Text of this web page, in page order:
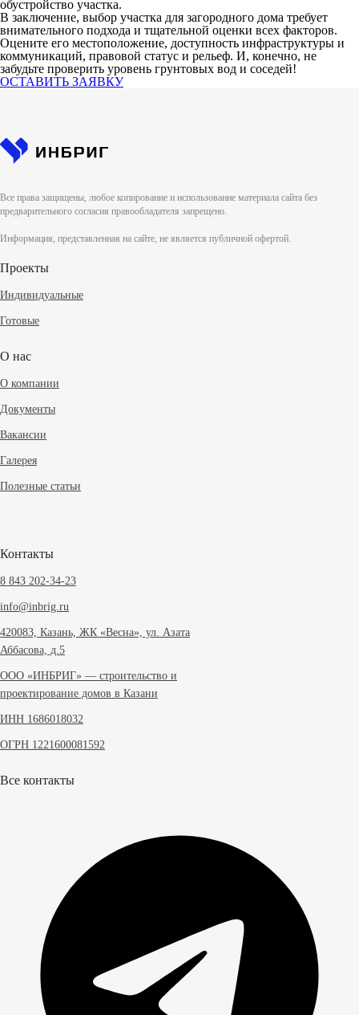
обустройство участка.
В заключение, выбор участка для загородного дома требует
внимательного подхода и тщательной оценки всех факторов.
Оцените его местоположение, доступность инфраструктуры и
коммуникаций, правовой статус и рельеф. И, конечно, не
забудьте проверить уровень грунтовых вод и соседей!
ОСТАВИТЬ ЗАЯВКУ
Все права защищены, любое копирование и использование материала сайта без
предварительного согласия правообладателя запрещено.
Информация, представленная на сайте, не является публичной офертой.
Проекты
Индивидуальные
Готовые
О нас
О компании
Документы
Вакансии
Галерея
Полезные статьи
Контакты
8 843 202-34-23
info@inbrig.ru
420083, Казань, ЖК «Весна», ул. Азата
Аббасова, д.5
ООО «ИНБРИГ» — строительство и
проектирование домов в Казани
ИНН 1686018032
ОГРН 1221600081592
Все контакты